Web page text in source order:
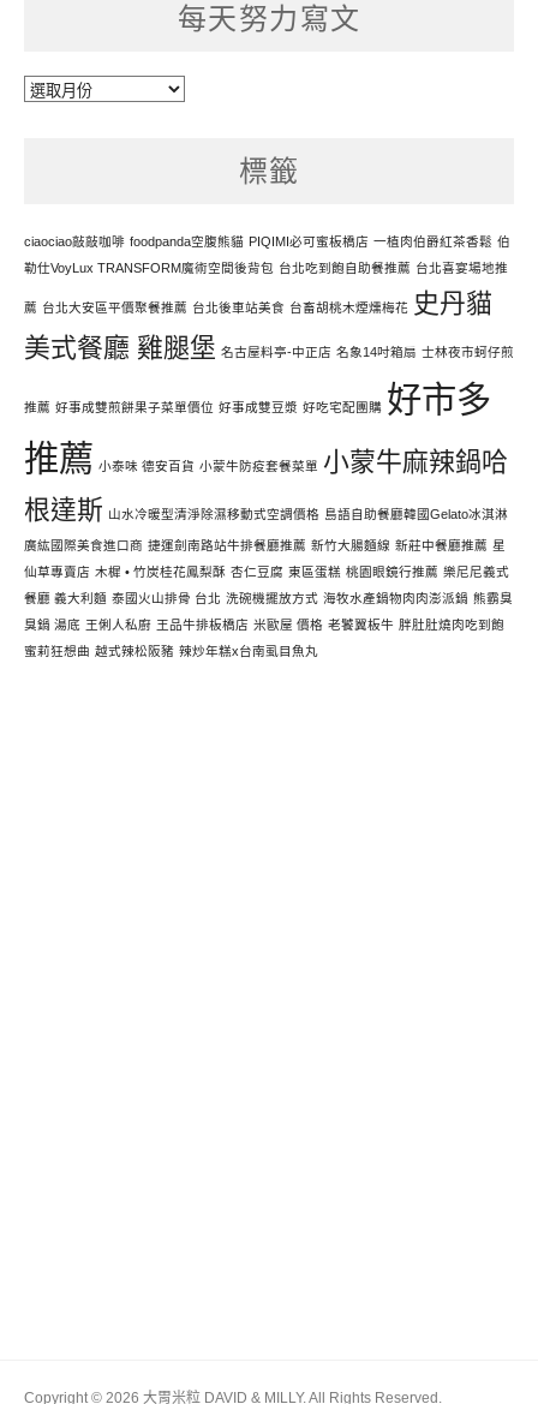
每天努力寫文
每
標籤
ciaociao敲敲咖啡 foodpanda空腹熊貓 PIQIMI必可蜜板橋店 一植肉伯爵紅茶香鬆 伯
勒仕VoyLux TRANSFORM魔術空間後背包 台北吃到飽自助餐推薦 台北喜宴場地推
薦 台北大安區平價聚餐推薦 台北後車站美食 台畜胡桃木煙燻梅花 史丹貓
美式餐廳 雞腿堡 名古屋料亭-中正店 名象14吋箱扇 士林夜市蚵仔煎
推薦 好事成雙煎餅果子菜單價位 好事成雙豆漿 好吃宅配團購 好市多
推薦 小泰味 德安百貨 小蒙牛防疫套餐菜單 小蒙牛麻辣鍋哈
根達斯 山水冷暖型清淨除濕移動式空調價格 島語自助餐廳韓國Gelato冰淇淋
廣紘國際美食進口商 捷運劍南路站牛排餐廳推薦 新竹大腸麵線 新莊中餐廳推薦 星
仙草專賣店 木樨 • 竹炭桂花鳳梨酥 杏仁豆腐 東區蛋糕 桃園眼鏡行推薦 樂尼尼義式
餐廳 義大利麵 泰國火山排骨 台北 洗碗機擺放方式 海牧水產鍋物肉肉澎派鍋 熊霸臭
臭鍋 湯底 王俐人私廚 王品牛排板橋店 米歐屋 價格 老饕翼板牛 胖肚肚燒肉吃到飽
蜜莉狂想曲 越式辣松阪豬 辣炒年糕x台南虱目魚丸
Copyright © 2026 大胃米粒 DAVID & MILLY. All Rights Reserved.